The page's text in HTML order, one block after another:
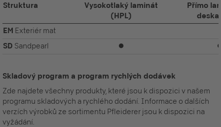
Struktura
Vysokotlaký laminát
(HPL)
Přímo
deska
EM Exteriér mat
SD Sandpearl ⏺
Skladový program a program rychlých dodávek
Zde najdete všechny produkty, které jsou k dispozici v našem
programu skladových a rychlého dodání. Informace o dalších
verzích výrobků ze sortimentu Pfleiderer jsou k dispozici na
vyžádání.